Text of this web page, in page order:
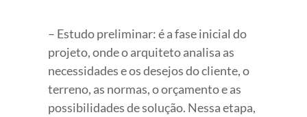
– Estudo preliminar: é a fase inicial do
projeto, onde o arquiteto analisa as
necessidades e os desejos do cliente, o
terreno, as normas, o orçamento e as
possibilidades de solução. Nessa etapa,